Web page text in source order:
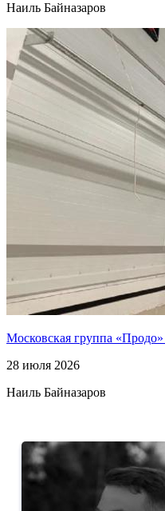
Наиль Байназаров
Московская группа
28 июля 2026
Наиль Байназаров